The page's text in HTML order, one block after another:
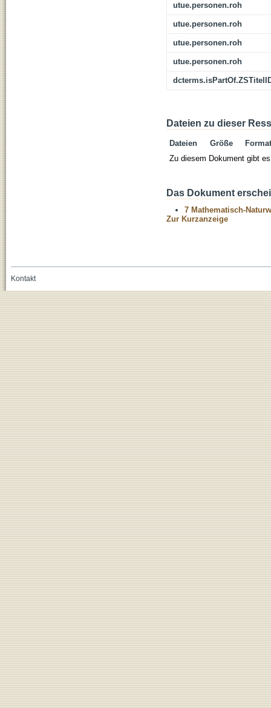
utue.personen.roh
utue.personen.roh
utue.personen.roh
utue.personen.roh
Dateien zu dieser
Dateien Größe
Format
Zu diesem Dokument gibt
Das Dokument
7 Mathematisch-
Zur Kurzanzeige
Kontakt